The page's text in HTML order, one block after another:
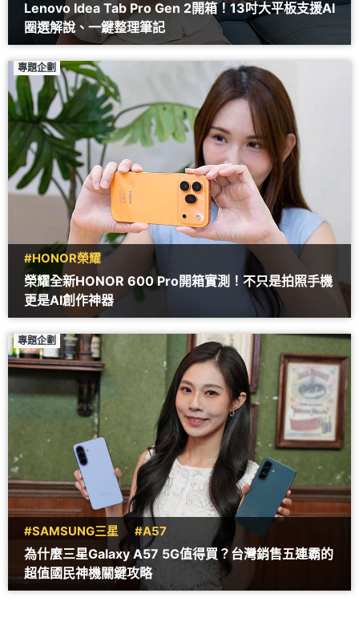
Lenovo Idea Tab Pro Gen 2開箱！13吋大平板支援AI
圈選解說、一鍵整理筆記
專題企劃
#HONOR榮耀
榮耀全新HONOR 600 Pro開箱實測！不只是拍照手機
更是AI創作神器
專題企劃
#SAMSUNG三星 #A57
為什麼三星Galaxy A57 5G值得買？台灣銷售五連霸的
超值國民神機關鍵攻略